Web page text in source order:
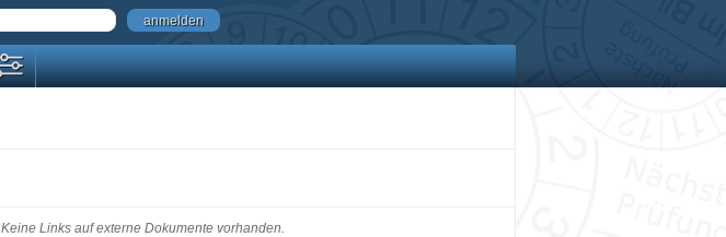
anmelden
Keine Links auf externe Dokumente vorhanden.